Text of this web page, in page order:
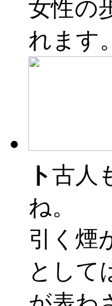
女性の
れます。
ト古人
ね。
引く煙
として